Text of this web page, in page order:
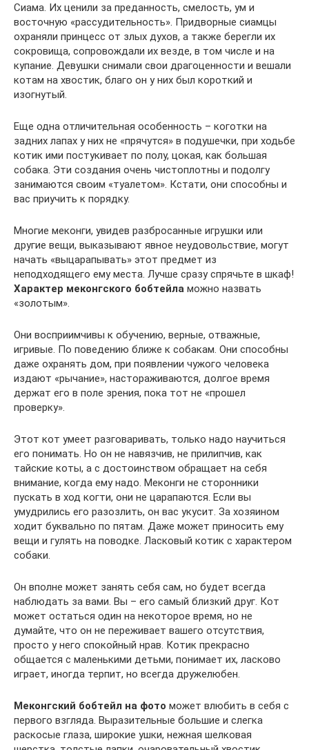
Сиама. Их ценили за преданность, смелость, ум и
восточную «рассудительность». Придворные сиамцы
охраняли принцесс от злых духов, а также берегли их
сокровища, сопровождали их везде, в том числе и на
купание. Девушки снимали свои драгоценности и вешали
котам на хвостик, благо он у них был короткий и
изогнутый.
Еще одна отличительная особенность – коготки на
задних лапах у них не «прячутся» в подушечки, при ходьбе
котик ими постукивает по полу, цокая, как большая
собака. Эти создания очень чистоплотны и подолгу
занимаются своим «туалетом». Кстати, они способны и
вас приучить к порядку.
Многие меконги, увидев разбросанные игрушки или
другие вещи, выказывают явное неудовольствие, могут
начать «выцарапывать» этот предмет из
неподходящего ему места. Лучше сразу спрячьте в шкаф!
Характер меконгского бобтейла можно назвать
«золотым».
Они восприимчивы к обучению, верные, отважные,
игривые. По поведению ближе к собакам. Они способны
даже охранять дом, при появлении чужого человека
издают «рычание», настораживаются, долгое время
держат его в поле зрения, пока тот не «прошел
проверку».
Этот кот умеет разговаривать, только надо научиться
его понимать. Но он не навязчив, не прилипчив, как
тайские коты, а с достоинством обращает на себя
внимание, когда ему надо. Меконги не сторонники
пускать в ход когти, они не царапаются. Если вы
умудрились его разозлить, он вас укусит. За хозяином
ходит буквально по пятам. Даже может приносить ему
вещи и гулять на поводке. Ласковый котик с характером
собаки.
Он вполне может занять себя сам, но будет всегда
наблюдать за вами. Вы – его самый близкий друг. Кот
может остаться один на некоторое время, но не
думайте, что он не переживает вашего отсутствия,
просто у него спокойный нрав. Котик прекрасно
общается с маленькими детьми, понимает их, ласково
играет, иногда терпит, но всегда дружелюбен.
Меконгский бобтейл на фото может влюбить в себя с
первого взгляда. Выразительные большие и слегка
раскосые глаза, широкие ушки, нежная шелковая